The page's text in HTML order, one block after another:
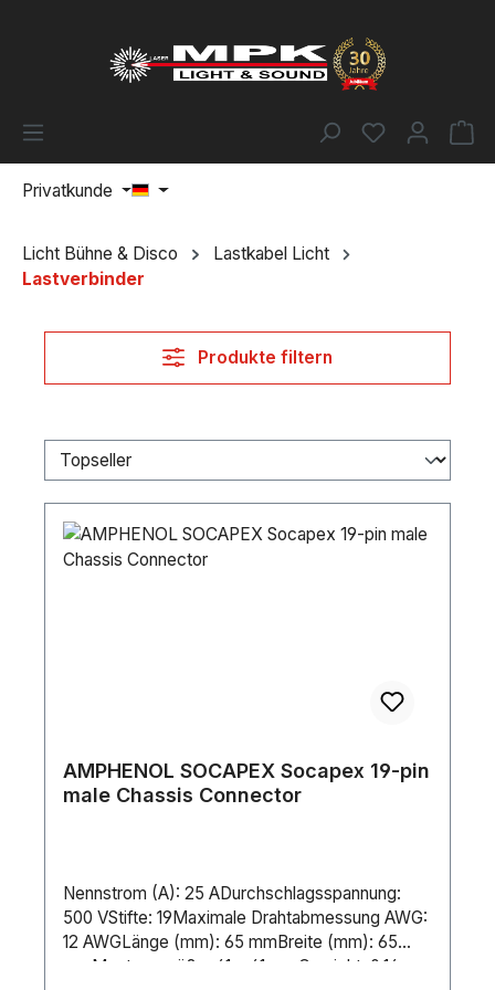
Du hast 0
Privatkunde
Licht Bühne & Disco
Lastkabel Licht
Lastverbinder
Produkte filtern
AMPHENOL SOCAPEX Socapex 19-pin
male Chassis Connector
Nennstrom (A): 25 ADurchschlagsspannung:
500 VStifte: 19Maximale Drahtabmessung AWG:
12 AWGLänge (mm): 65 mmBreite (mm): 65
mmMontagegröße: 41 x 41 mmGewicht: 0.14